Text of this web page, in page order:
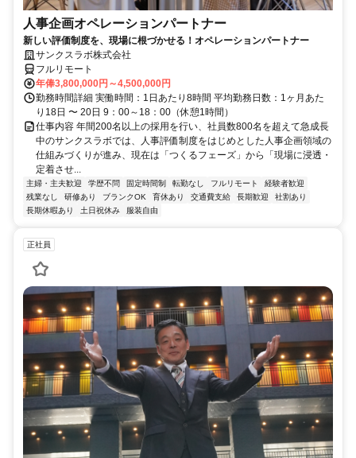
人事企画オペレーションパートナー
新しい評価制度を、現場に根づかせる！オペレーションパートナー
サンクスラボ株式会社
フルリモート
年俸3,800,000円～4,500,000円
勤務時間詳細 実働時間：1日あたり8時間 平均勤務日数：1ヶ月あた
り18日 〜 20日 9：00～18：00（休憩1時間）
仕事内容 年間200名以上の採用を行い、社員数800名を超えて急成長
中のサンクスラボでは、人事評価制度をはじめとした人事企画領域の
仕組みづくりが進み、現在は「つくるフェーズ」から「現場に浸透・
定着させ...
主婦・主夫歓迎 学歴不問 固定時間制 転勤なし フルリモート
経験者歓迎
残業なし
研修あり ブランクOK 育休あり 交通費支給 長期歓迎
社割あり
長期休暇あり
土日祝休み 服装自由
正社員